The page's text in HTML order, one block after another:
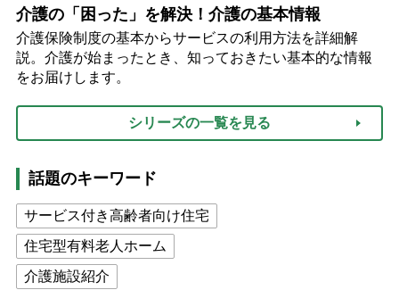
介護の「困った」を解決！介護の基本情報
介護保険制度の基本からサービスの利用方法を詳細解
説。介護が始まったとき、知っておきたい基本的な情報
をお届けします。
シリーズの一覧を見る
話題のキーワード
サービス付き高齢者向け住宅
住宅型有料老人ホーム
介護施設紹介